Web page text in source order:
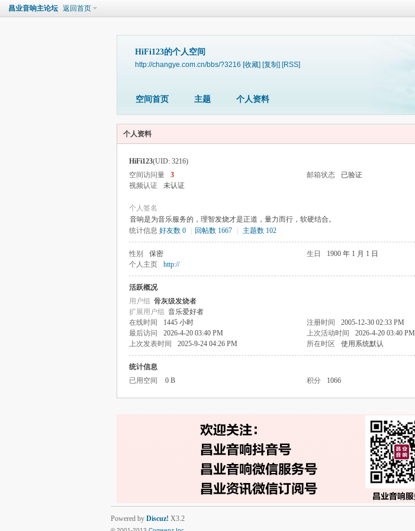
昌业音响主论坛 返回首页
HiFi123的个人空间
http://changye.com.cn/bbs/?3216 [收藏] [复制] [RSS]
空间首页 主题 个人资料
个人资料
HiFi123(UID: 3216)
空间访问量
3 邮箱状态
已验证
视频认证
未认证
个人签名
音响是为音乐服务的，理智发烧才是正道，量力而行，软硬结合。
统计信息 好友数 0 回帖数 1667 主题数 102
性别 保密 生日
1900 年 1 月 1 日
个人主页
http://
活跃概况
用户组 骨灰级发烧者
扩展用户组 音乐爱好者
在线时间
1445 小时 注册时间
2005-12-30 02:33 PM
最后访问
2026-4-20 03:40 PM 上次活动时间
2026-4-20 03:40 PM
上次发表时间
2025-9-24 04:26 PM 所在时区 使用系统默认
统计信息
已用空间
0 B 积分 1066
Powered by Discuz! X3.2